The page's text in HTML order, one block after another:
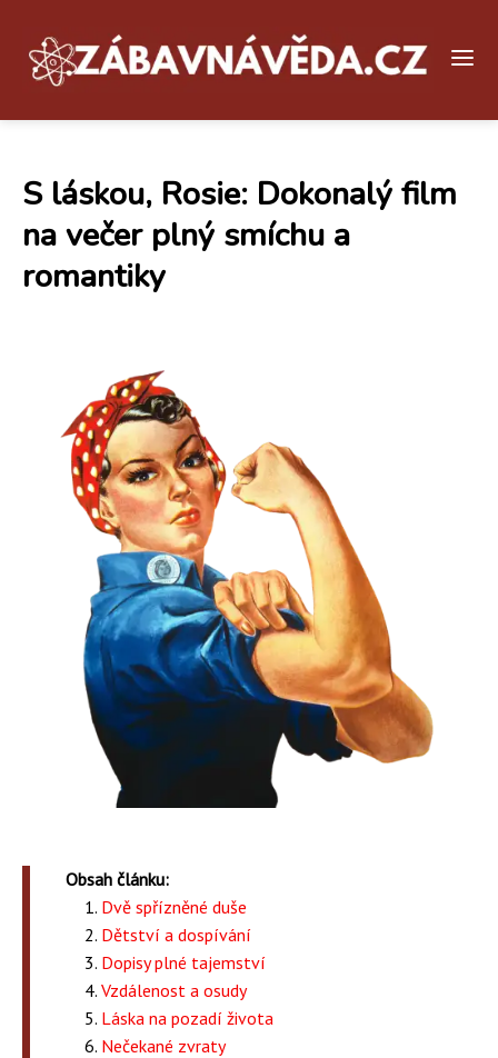
S láskou, Rosie: Dokonalý film
na večer plný smíchu a
romantiky
Obsah článku:
Dvě spřízněné duše
Dětství a dospívání
Dopisy plné tajemství
Vzdálenost a osudy
Láska na pozadí života
Nečekané zvraty